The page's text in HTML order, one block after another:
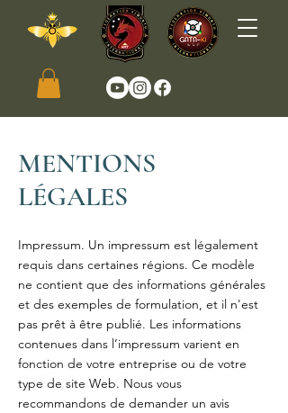
MENTIONS
LÉGALES
Impressum. Un impressum est légalement
requis dans certaines régions. Ce modèle
ne contient que des informations générales
et des exemples de formulation, et il n'est
pas prêt à être publié. Les informations
contenues dans l’impressum varient en
fonction de votre entreprise ou de votre
type de site Web. Nous vous
recommandons de demander un avis